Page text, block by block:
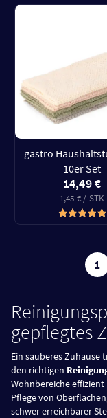
gastro
10er Set
14,49 €
1,45 € / STK
1
gepflegtes
Ein sauberes Zuhause
den richtigen
Wohnbereiche
Pflege von
schwer erreichbarer